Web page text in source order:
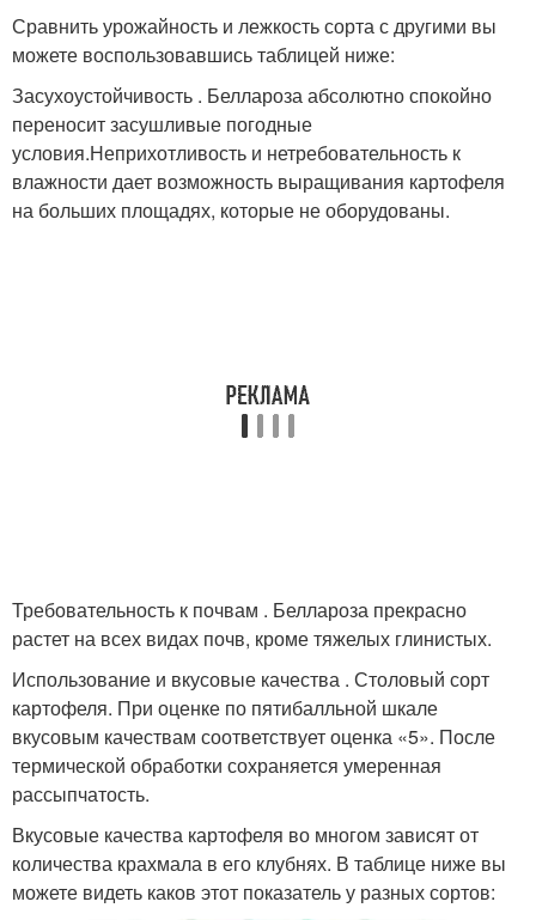
Сравнить урожайность и лежкость сорта с другими вы
можете воспользовавшись таблицей ниже:
Засухоустойчивость . Беллароза абсолютно спокойно
переносит засушливые погодные
условия.Неприхотливость и нетребовательность к
влажности дает возможность выращивания картофеля
на больших площадях, которые не оборудованы.
Требовательность к почвам . Беллароза прекрасно
растет на всех видах почв, кроме тяжелых глинистых.
Использование и вкусовые качества . Столовый сорт
картофеля. При оценке по пятибалльной шкале
вкусовым качествам соответствует оценка «5». После
термической обработки сохраняется умеренная
рассыпчатость.
Вкусовые качества картофеля во многом зависят от
количества крахмала в его клубнях. В таблице ниже вы
можете видеть каков этот показатель у разных сортов: